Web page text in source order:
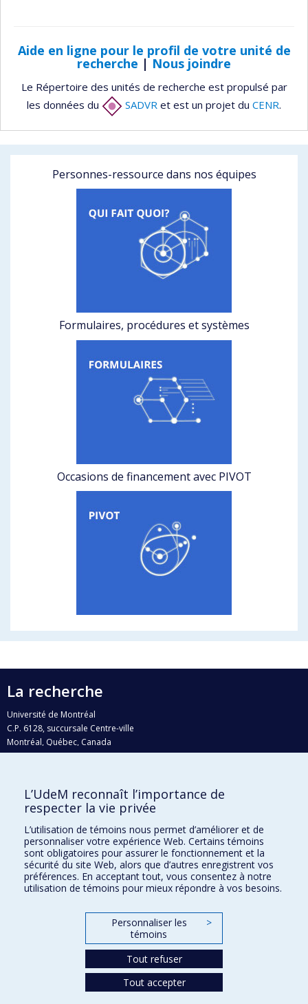
Aide en ligne pour le profil de votre unité de
recherche | Nous joindre
Le Répertoire des unités de recherche est propulsé par
les données du
SADVR et est un projet du CENR.
Personnes-ressource dans nos équipes
Formulaires, procédures et systèmes
Occasions de financement avec PIVOT
La recherche
Université de Montréal
C.P. 6128, succursale Centre-ville
Montréal, Québec, Canada
H3C 3J7
Qui fait quoi?
Nous trouver
Plan du site
Accessibilité
L’UdeM reconnaît l’importance de
respecter la vie privée
L’utilisation de témoins nous permet d’améliorer et de
personnaliser votre expérience Web. Certains témoins
sont obligatoires pour assurer le fonctionnement et la
sécurité du site Web, alors que d’autres enregistrent vos
préférences. En acceptant tout, vous consentez à notre
utilisation de témoins pour mieux répondre à vos besoins.
Personnaliser les
témoins
>
Tout refuser
Tout accepter